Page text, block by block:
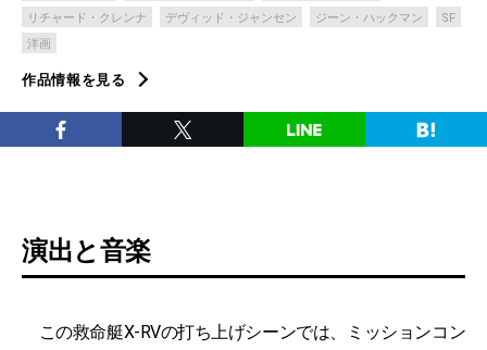
リチャード・クレンナ
デヴィッド・ジャンセン ジーン・ハックマン
SF
洋画
作品情報を見る
演出と音楽
この救命艇X-RVの打ち上げシーンでは、ミッションコン